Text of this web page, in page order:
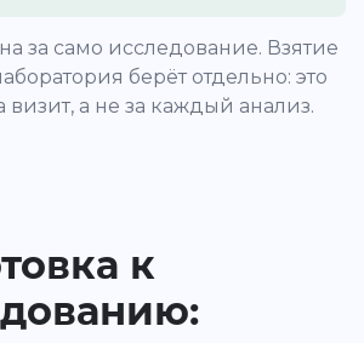
за само исследование. Взятие
берёт отдельно: это
визит, а не за каждый анализ.
к